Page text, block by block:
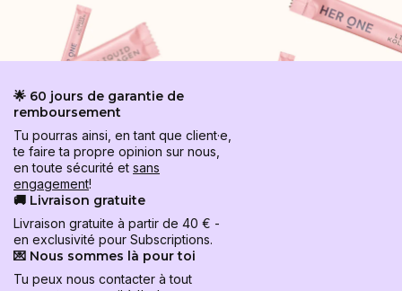
🌟 60 jours de garantie de
remboursement
Tu pourras ainsi, en tant que client·e,
te faire ta propre opinion sur nous,
en toute sécurité et sans
engagement!
🚚 Livraison gratuite
Livraison gratuite à partir de 40 € -
en exclusivité pour Subscriptions.
💌 Nous sommes là pour toi
Tu peux nous contacter à tout